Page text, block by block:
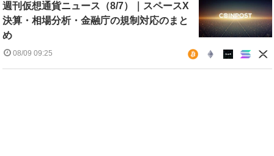
週刊仮想通貨ニュース（8/7）｜スペースX
決算・相場分析・金融庁の規制対応のまと
め
08/09 09:25